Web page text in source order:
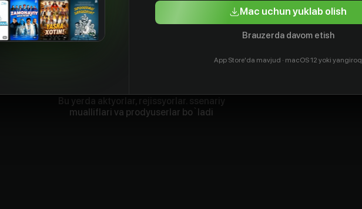
Bu yerda aktyorlar, rejissyorlar. ssenariy
mualliflari va prodyuserlar bo`ladi
Mac uchun yuklab olish
Brauzerda davom etish
App Store'da mavjud · macOS 12 yoki yangiroq